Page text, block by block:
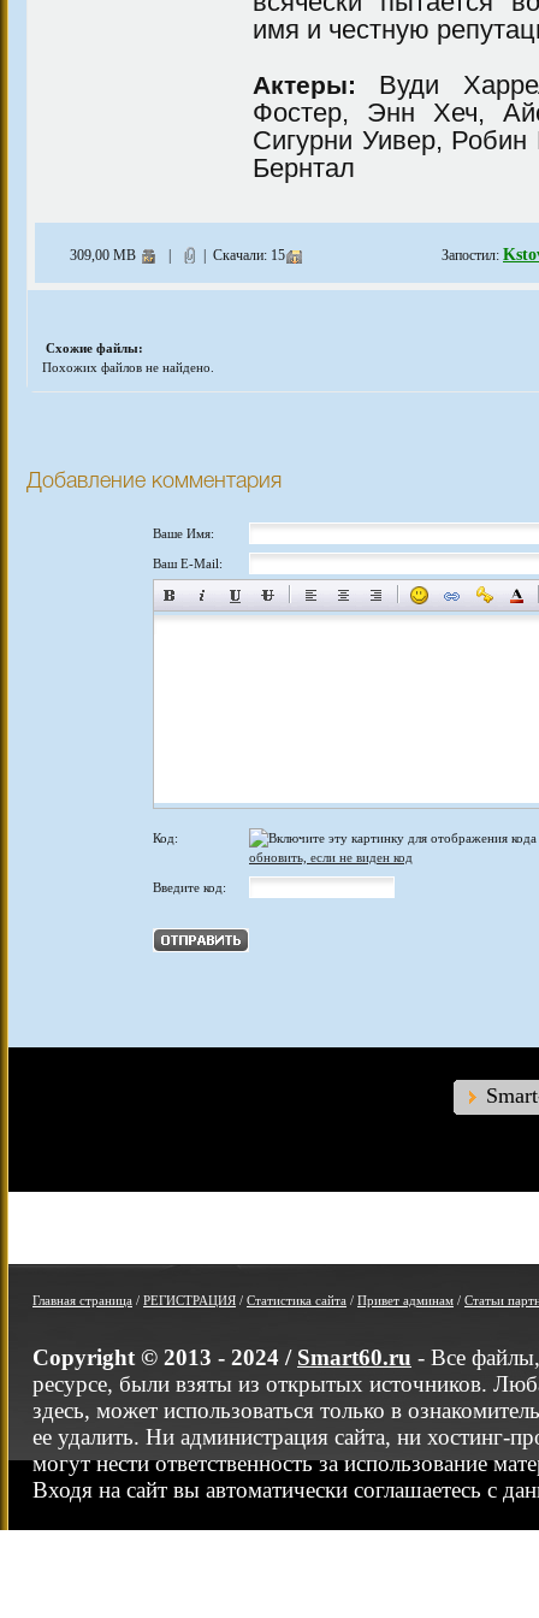
имя и честную
Актеры:
Вуди
Фостер, Энн Хеч,
Сигурни Уивер,
Бернтал
309,00 MB | Скачали: 15 Запостил:
Схожие файлы:
Похожих файлов не найдено.
Добавление комментария
Ваше Имя:
Ваш E-Mail:
Код:
обновить, если не виден код
Введите код:
Главная страница / РЕГИСТРАЦИЯ / Статистика сайта / Привет админам / Статьи
Copyright © 2013 - 2024 / Smart60.ru - Все
ресурсе, были взяты из открытых источников.
здесь, может использоваться только в
ее удалить. Ни администрация сайта, ни хостинг-
могут нести ответственность за использование
Входя на сайт вы автоматически соглашаетесь с